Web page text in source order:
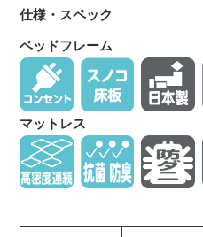
仕様・スペック
ベッドフレーム
マットレス